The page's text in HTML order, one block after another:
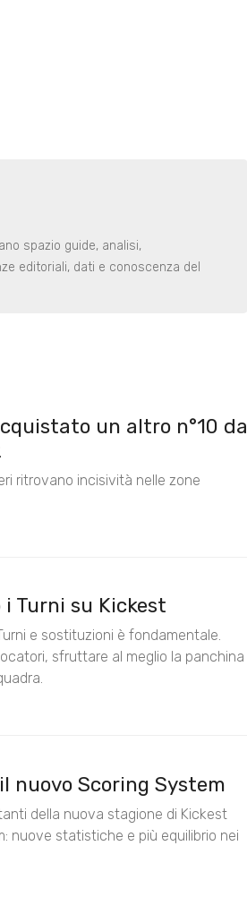
spazio guide, analisi,
editoriali, dati e conoscenza del
un altro n°10 da
ritrovano incisività nelle zone
Turni su Kickest
e sostituzioni è fondamentale.
sfruttare al meglio la panchina
nuovo Scoring System
della nuova stagione di Kickest
nuove statistiche e più equilibrio nei